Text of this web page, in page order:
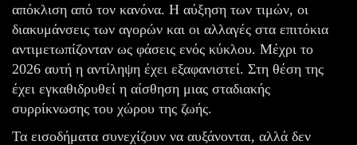
απόκλιση από τον κανόνα. Η αύξηση των τιμών, οι
διακυμάνσεις των αγορών και οι αλλαγές στα επιτόκια
αντιμετωπίζονταν ως φάσεις ενός κύκλου. Μέχρι το
2026 αυτή η αντίληψη έχει εξαφανιστεί. Στη θέση της
έχει εγκαθιδρυθεί η αίσθηση μιας σταδιακής
συρρίκνωσης του χώρου της ζωής.
Τα εισοδήματα συνεχίζουν να αυξάνονται, αλλά δεν